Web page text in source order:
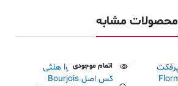
محصولات مشابه
اتمام موجودی